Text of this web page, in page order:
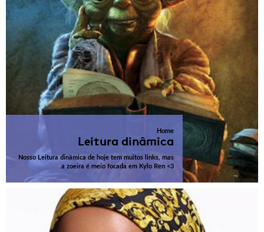
Home
Leitura dinâmica
Nosso Leitura dinâmica de hoje tem muitos links, mas
a zoeira é meio focada em Kylo Ren <3